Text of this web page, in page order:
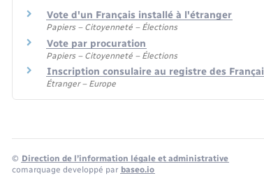
Vote d'un Français installé à l'étranger
Papiers – Citoyenneté – Élections
Vote par procuration
Papiers – Citoyenneté – Élections
Inscription consulaire au registre des
Étranger – Europe
© Direction de l’information légale et administrative
comarquage developpé par baseo.io